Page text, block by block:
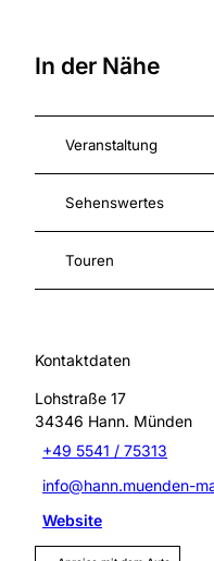
In der Nähe
Veranstaltung
Sehenswertes
Touren
Kontaktdaten
Lohstraße 17
34346 Hann. Münden
+49 5541 / 75313
info@hann.muenden-
Website